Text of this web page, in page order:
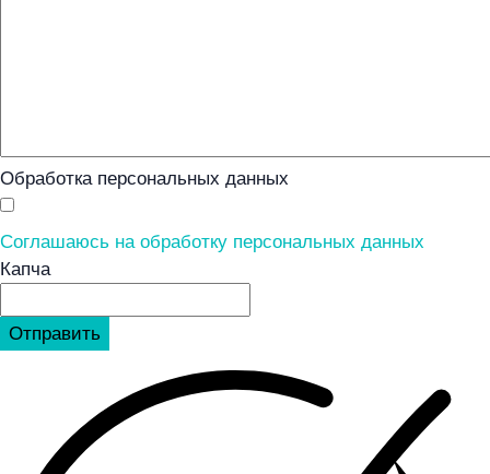
Обработка персональных данных
Соглашаюсь на обработку персональных данных
Капча
Отправить